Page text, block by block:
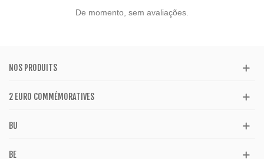
De momento, sem avaliações.
NOS PRODUITS
2 EURO COMMÉMORATIVES
BU
BE